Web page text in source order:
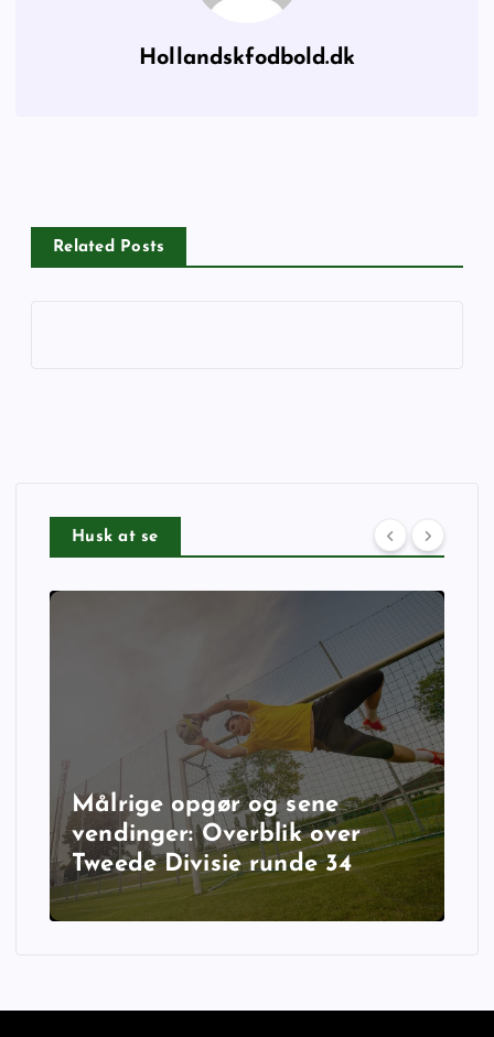
Hollandskfodbold.dk
Related Posts
Husk at se
Målrige opgør og sene
vendinger: Overblik over
Tweede Divisie runde 34